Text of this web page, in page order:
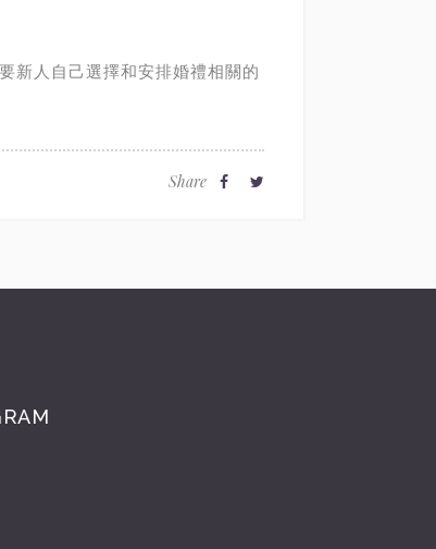
新人自己選擇和安排婚禮相關的
Share